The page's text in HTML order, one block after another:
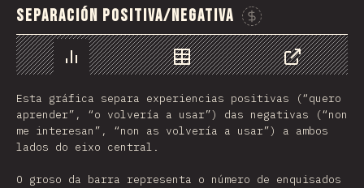
Separación Positiva/Negativa
Chart Data
Share
Esta gráfica separa experiencias positivas (“quero
aprender”, “o volvería a usar”) das negativas (“non
me interesan”, “non as volvería a usar”) a ambos
lados do eixo central.
O groso da barra representa o número de enquisados